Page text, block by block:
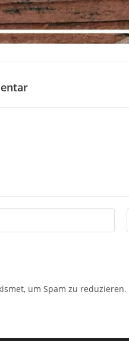
um Spam zu reduzieren.